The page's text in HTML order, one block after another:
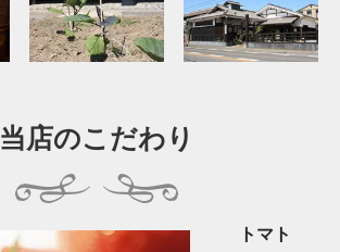
当店のこだわり
トマト